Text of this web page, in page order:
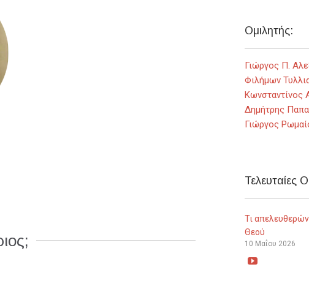
Ομιλητής:
Γιώργος Π.
Φιλήμων
Κωνσταντίνος
Δημήτρης
Γιώργος
Τελευταίες
Τι
Θεού
10 Μαΐου 2026
